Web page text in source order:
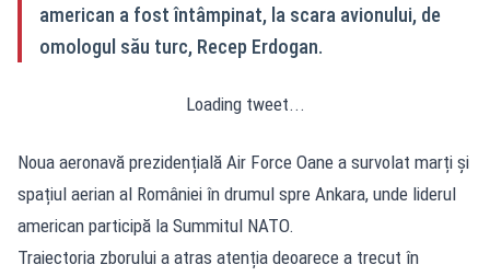
american a fost întâmpinat, la scara avionului, de
omologul său turc, Recep Erdogan.
Loading tweet...
Noua aeronavă prezidențială Air Force Oane a survolat marți și
spațiul aerian al României în drumul spre Ankara, unde liderul
american participă la Summitul NATO.
Traiectoria zborului a atras atenția deoarece a trecut în